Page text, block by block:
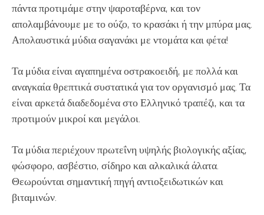
πάντα προτιμάμε στην ψαροταβέρνα, και τον
απολαμβάνουμε με το ούζο, το κρασάκι ή την μπύρα μας.
Απολαυστικά μύδια σαγανάκι με ντομάτα και φέτα!
Τα μύδια είναι αγαπημένα οστρακοειδή, με πολλά και
αναγκαία θρεπτικά συστατικά για τον οργανισμό μας. Τα
είναι αρκετά διαδεδομένα στο Ελληνικό τραπέζι, και τα
προτιμούν μικροί και μεγάλοι.
Τα μύδια περιέχουν πρωτεΐνη υψηλής βιολογικής αξίας,
φώσφορο, ασβέστιο, σίδηρο και αλκαλικά άλατα.
Θεωρούνται σημαντική πηγή αντιοξειδωτικών και
βιταμινών.